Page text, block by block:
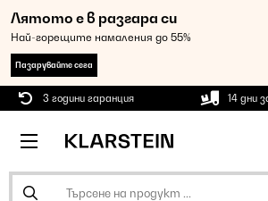
Лятото е в разгара си
Най-горещите намаления до 55%
Пазарувайте сега
3 години гаранция 14 дни